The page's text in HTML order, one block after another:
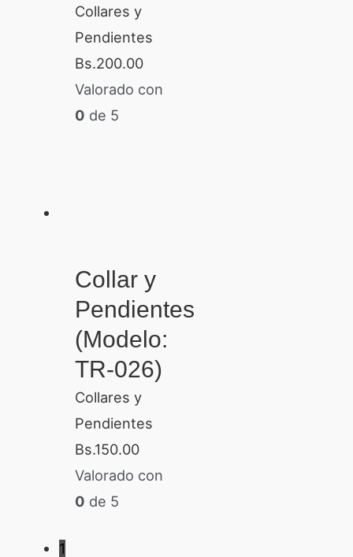
Collares y
Pendientes
Bs.200.00
Valorado con
0 de 5
Collar y
Pendientes
(Modelo:
TR-026)
Collares y
Pendientes
Bs.150.00
Valorado con
0 de 5
1